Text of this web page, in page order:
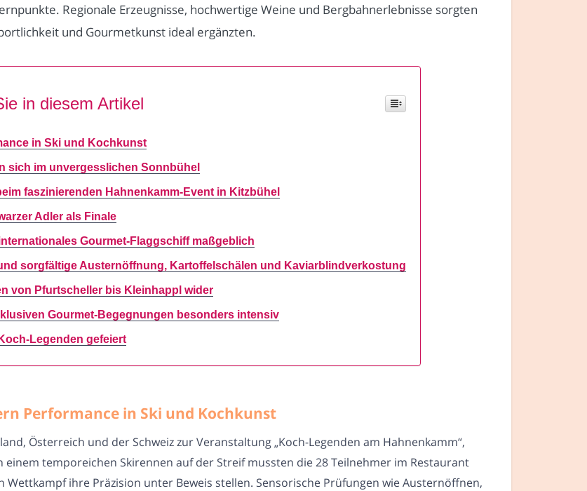
Regionale Erzeugnisse, hochwertige Weine und Bergbahnerlebnisse sorgten
und Gourmetkunst ideal ergänzten.
in diesem Artikel
in Ski und Kochkunst
sich im unvergesslichen Sonnbühel
faszinierenden Hahnenkamm-Event in Kitzbühel
Adler als Finale
Gourmet-Flaggschiff maßgeblich
sorgfältige Austernöffnung, Kartoffelschälen und Kaviarblindverkostung
von Pfurtscheller bis Kleinhappl wider
Gourmet-Begegnungen besonders intensiv
Legenden gefeiert
Performance in Ski und Kochkunst
Österreich und der Schweiz zur Veranstaltung „Koch-Legenden am Hahnenkamm“,
temporeichen Skirennen auf der Streif mussten die 28 Teilnehmer im Restaurant
ihre Präzision unter Beweis stellen. Sensorische Prüfungen wie Austernöffnen,